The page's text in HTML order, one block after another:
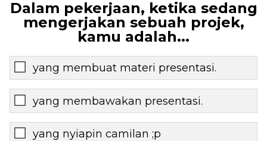
Dalam pekerjaan, ketika sedang
mengerjakan sebuah projek,
kamu adalah...
yang membuat materi presentasi.
yang membawakan presentasi.
yang nyiapin camilan ;p